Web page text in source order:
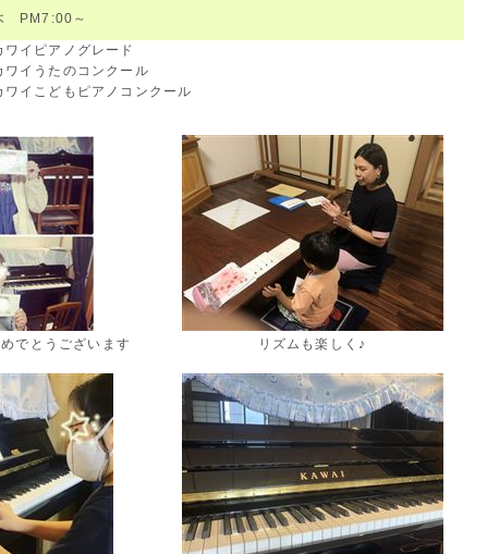
PM7:00～
ワイピアノグレード
ワイうたのコンクール
ワイこどもピアノコンクール
でとうございます リズムも楽しく♪